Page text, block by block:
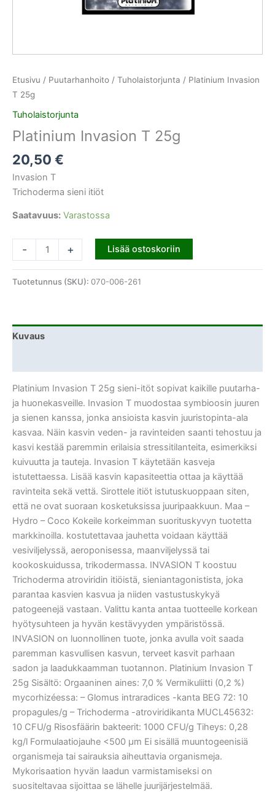
Etusivu / Puutarhanhoito / Tuholaistorjunta / Platinium Invasion
T 25g
Tuholaistorjunta
Platinium Invasion T 25g
20,50 €
Invasion T
Trichoderma sieni itiöt
Saatavuus: Varastossa
- + Lisää ostoskoriin
Tuotetunnus (SKU): 070-006-261
Kuvaus
Platinium Invasion T 25g sieni-itöt sopivat kaikille puutarha-
ja huonekasveille. Invasion T muodostaa symbioosin juuren
ja sienen kanssa, jonka ansioista kasvin juuristopinta-ala
kasvaa. Näin kasvin veden- ja ravinteiden saanti tehostuu ja
kasvi kestää paremmin erilaisia stressitilanteita, esimerkiksi
kuivuutta ja tauteja. Invasion T käytetään kasveja
istutettaessa. Lisää kasvin kapasiteettia ottaa ja käyttää
ravinteita sekä vettä. Sirottele itiöt istutuskuoppaan siten,
että ne ovat suoraan kosketuksissa juuripaakkuun. Maa –
Hydro – Coco Kokeile korkeimman suorituskyvyn tuotetta
markkinoilla. kostutettavaa jauhetta voidaan käyttää
vesiviljelyssä, aeroponisessa, maanviljelyssä tai
kookoskuidussa, trikodermassa. INVASION T koostuu
Trichoderma atroviridin itiöistä, sieniantagonistista, joka
parantaa kasvien kasvua ja niiden vastustuskykyä
patogeenejä vastaan. Valittu kanta antaa tuotteelle korkean
hyötysuhteen ja hyvän kestävyyden ympäristössä.
INVASION on luonnollinen tuote, jonka avulla voit saada
paremman kasvullisen kasvun, terveet kasvit parhaan
sadon ja laadukkaamman tuotannon. Platinium Invasion T
25g Sisältö: Orgaaninen aines: 7,0 % Vermikuliitti (0,2 %)
mycorhizéessa: – Glomus intraradices -kanta BEG 72: 10
propagules/g – Trichoderma -atroviridikanta MUCL45632:
10 CFU/g Risosfäärin bakteerit: 1000 CFU/g Tiheys: 0,28
kg/l Formulaatiojauhe <500 µm Ei sisällä muuntogeenisiä
organismeja tai sairauksia aiheuttavia organismeja.
Mykorisaation hyvän laadun varmistamiseksi on
suositeltavaa sijoittaa se lähelle juurijärjestelmää.